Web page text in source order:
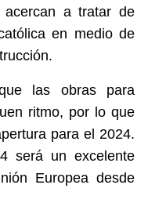
a tratar de
en medio de
las obras para
ritmo, por lo que
para el 2024.
será un excelente
Europea desde